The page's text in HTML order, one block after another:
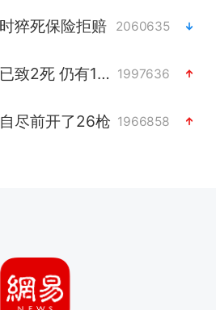
猝死保险拒赔 2060635
陕西柞水泥石流已致2死 仍有1人失联 1997636
尽前开了26枪 1966858